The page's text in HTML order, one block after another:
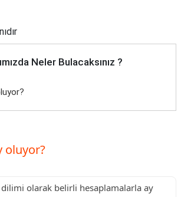
Neler Bulacaksınız ?
oluyor?
olarak belirli hesaplamalarla ay